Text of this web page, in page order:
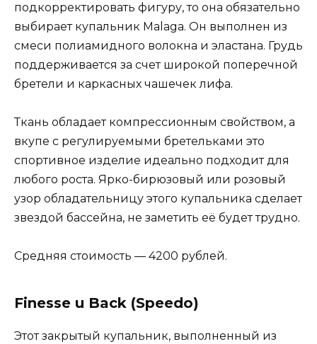
подкорректировать фигуру, то она обязательно
выбирает купальник Malaga. Он выполнен из
смеси полиамидного волокна и эластана. Грудь
поддерживается за счет широкой поперечной
бретели и каркасных чашечек лифа.
Ткань обладает компрессионным свойством, а
вкупе с регулируемыми бретельками это
спортивное изделие идеально подходит для
любого роста. Ярко-бирюзовый или розовый
узор обладательницу этого купальника сделает
звездой бассейна, не заметить её будет трудно.
Средняя стоимость — 4200 рублей.
Finesse u Back (Speedo)
Этот закрытый купальник, выполненный из